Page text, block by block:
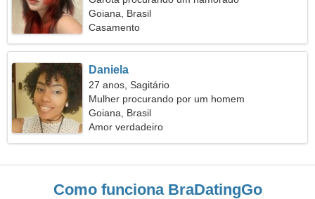
Goiana, Brasil
Casamento
Daniela
27 anos, Sagitário
Mulher procurando por um homem
Goiana, Brasil
Amor verdadeiro
Como funciona BraDatingGo